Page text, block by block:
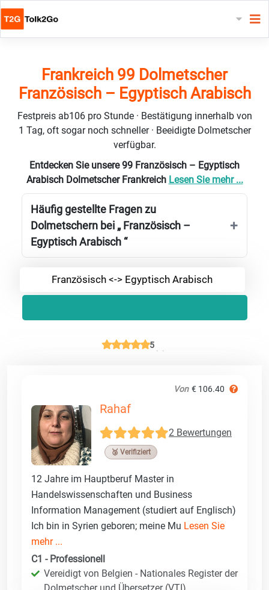
Frankreich 99 Dolmetscher
Französisch – Egyptisch Arabisch
Festpreis ab106 pro Stunde · Bestätigung innerhalb von
1 Tag, oft sogar noch schneller · Beeidigte Dolmetscher
verfügbar.
Entdecken Sie unsere 99 Französisch – Egyptisch
Arabisch Dolmetscher Frankreich Lesen Sie mehr ...
Häufig gestellte Fragen zu
Dolmetschern bei „ Französisch –
Egyptisch Arabisch “
Französisch <-> Egyptisch Arabisch
5
Von € 106.40
Rahaf
2 Bewertungen
🥉 Verifiziert
12 Jahre im Hauptberuf Master in
Handelswissenschaften und Business
Information Management (studiert auf Englisch)
Ich bin in Syrien geboren; meine Mu Lesen Sie
mehr ...
C1 - Professionell
Vereidigt von Belgien - Nationales Register der